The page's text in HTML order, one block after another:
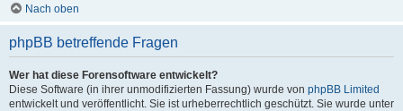
Nach oben
phpBB betreffende Fragen
Wer hat diese Forensoftware entwickelt?
Diese Software (in ihrer unmodifizierten Fassung) wurde von phpBB Limited
entwickelt und veröffentlicht. Sie ist urheberrechtlich geschützt. Sie wurde unter